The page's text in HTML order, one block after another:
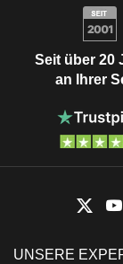
Seit über 20
an Ihrer
UNSERE